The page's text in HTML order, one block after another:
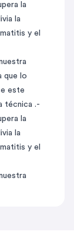
la
la
y el
que lo
este
técnica .-
la
la
y el